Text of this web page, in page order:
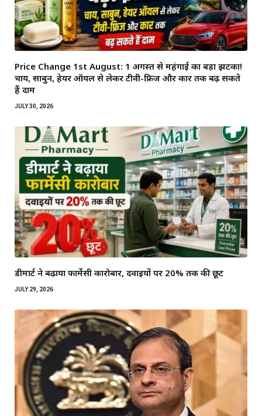
Price Change 1st August: 1 अगस्त से महंगाई का बड़ा झटका!
चाय, साबुन, हेयर ऑयल से लेकर टीवी-फ्रिज और कार तक बढ़ सकते
हैं दाम
JULY 30, 2026
डीमार्ट ने बढ़ाया फार्मेसी कारोबार, दवाइयों पर 20% तक की छूट
JULY 29, 2026